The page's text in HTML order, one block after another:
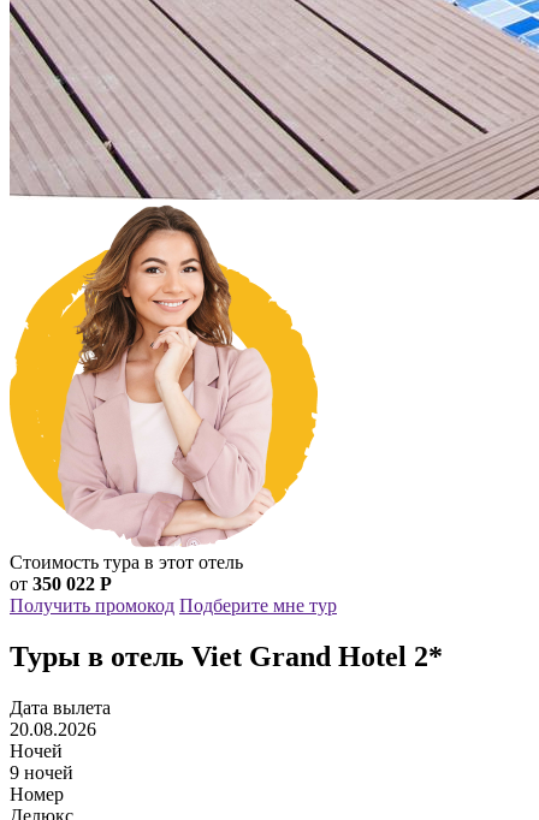
Стоимость тура в этот отель
от 350 022 Р
Получить промокод Подберите мне тур
Туры в отель Viet Grand Hotel 2*
Дата вылета
20.08.2026
Ночей
9 ночей
Номер
Делюкс